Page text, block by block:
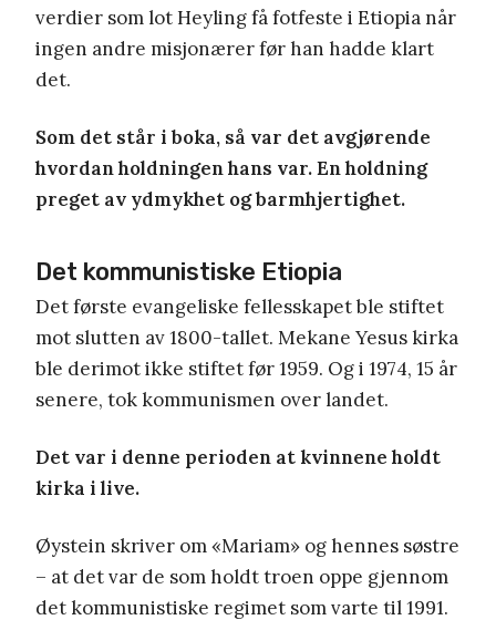
verdier som lot Heyling få fotfeste i Etiopia når
ingen andre misjonærer før han hadde klart
det.
Som det står i boka, så var det avgjørende
hvordan holdningen hans var. En holdning
preget av ydmykhet og barmhjertighet.
Det kommunistiske Etiopia
Det første evangeliske fellesskapet ble stiftet
mot slutten av 1800-tallet. Mekane Yesus kirka
ble derimot ikke stiftet før 1959. Og i 1974, 15 år
senere, tok kommunismen over landet.
Det var i denne perioden at kvinnene holdt
kirka i live.
Øystein skriver om «Mariam» og hennes søstre
– at det var de som holdt troen oppe gjennom
det kommunistiske regimet som varte til 1991.